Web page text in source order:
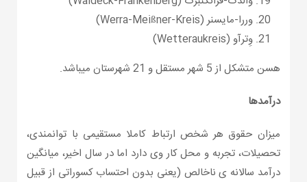
وررا-مایسنر (Werra-Meißner-Kreis)
وِترآو (Wetteraukreis)
هسن متشکل از 5 شهر مستقل و 21 شهرستان میباشد.
درآمدها
میزان حقوق هر شخص ارتباط کاملا مستقیمی با توانمندی،
تحصیلات، تجربه و محل کار وی دارد اما در سال اخیر، میانگین
درآمد سالانه ی ناخالص (یعنی بدون احتساب کسوراتی از قبیل